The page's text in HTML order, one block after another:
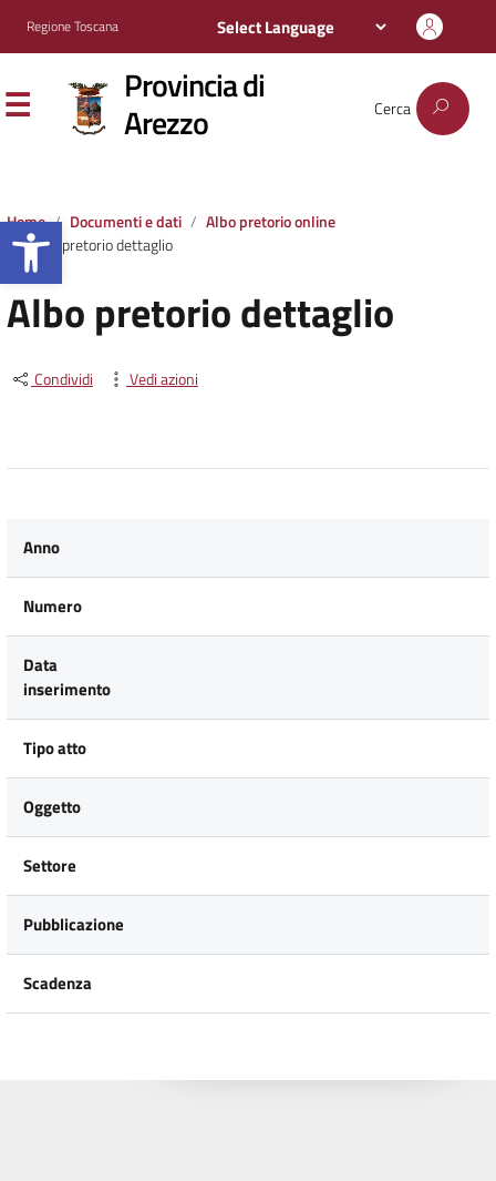
Apri la barra degli strumenti
Regione Toscana
Provincia di
Arezzo Cerca
Home Documenti e dati
Albo pretorio online
Albo pretorio dettaglio
Albo pretorio dettaglio
Condividi Vedi azioni
Anno
Numero
Data
inserimento
Tipo atto
Oggetto
Settore
Pubblicazione
Scadenza